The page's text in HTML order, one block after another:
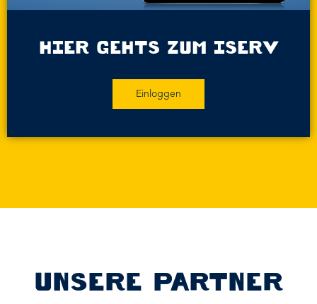
HIER GEHTS ZUM ISERV
Einloggen
UNSERE PARTNER